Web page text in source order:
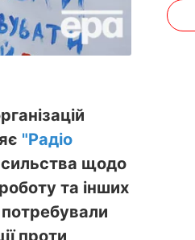
"Радіо
щодо
та інших
проти